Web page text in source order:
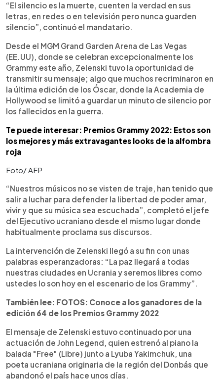
“El silencio es la muerte, cuenten la verdad en sus
letras, en redes o en televisión pero nunca guarden
silencio”, continuó el mandatario.
Desde el MGM Grand Garden Arena de Las Vegas
(EE.UU), donde se celebran excepcionalmente los
Grammy este año, Zelenski tuvo la oportunidad de
transmitir su mensaje; algo que muchos recriminaron en
la última edición de los Óscar, donde la Academia de
Hollywood se limitó a guardar un minuto de silencio por
los fallecidos en la guerra.
Te puede interesar: Premios Grammy 2022: Estos son
los mejores y más extravagantes looks de la alfombra
roja
Foto/ AFP
“Nuestros músicos no se visten de traje, han tenido que
salir a luchar para defender la libertad de poder amar,
vivir y que su música sea escuchada”, completó el jefe
del Ejecutivo ucraniano desde el mismo lugar donde
habitualmente proclama sus discursos.
La intervención de Zelenski llegó a su fin con unas
palabras esperanzadoras: “La paz llegará a todas
nuestras ciudades en Ucrania y seremos libres como
ustedes lo son hoy en el escenario de los Grammy”.
También lee: FOTOS: Conoce a los ganadores de la
edición 64 de los Premios Grammy 2022
El mensaje de Zelenski estuvo continuado por una
actuación de John Legend, quien estrenó al piano la
balada "Free" (Libre) junto a Lyuba Yakimchuk, una
poeta ucraniana originaria de la región del Donbás que
abandonó el país hace unos días.